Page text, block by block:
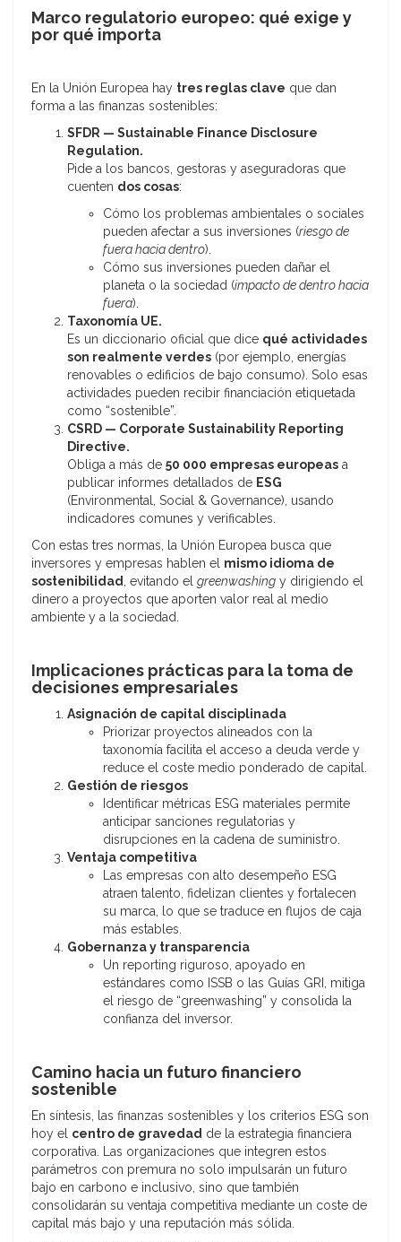
Marco regulatorio europeo: qué exige y
por qué importa
En la Unión Europea hay tres reglas clave que dan
forma a las finanzas sostenibles:
SFDR — Sustainable Finance Disclosure
Regulation.
Pide a los bancos, gestoras y aseguradoras que
cuenten dos cosas:
Cómo los problemas ambientales o sociales
pueden afectar a sus inversiones (riesgo de
fuera hacia dentro).
Cómo sus inversiones pueden dañar el
planeta o la sociedad (impacto de dentro hacia
fuera).
Taxonomía UE.
Es un diccionario oficial que dice qué actividades
son realmente verdes (por ejemplo, energías
renovables o edificios de bajo consumo). Solo esas
actividades pueden recibir financiación etiquetada
como “sostenible”.
CSRD — Corporate Sustainability Reporting
Directive.
Obliga a más de 50 000 empresas europeas a
publicar informes detallados de ESG
(Environmental, Social & Governance), usando
indicadores comunes y verificables.
Con estas tres normas, la Unión Europea busca que
inversores y empresas hablen el mismo idioma de
sostenibilidad
, evitando el greenwashing y dirigiendo el
dinero a proyectos que aporten valor real al medio
ambiente y a la sociedad.
Implicaciones prácticas para la toma de
decisiones empresariales
Asignación de capital disciplinada
Priorizar proyectos alineados con la
taxonomía facilita el acceso a deuda verde y
reduce el coste medio ponderado de capital.
Gestión de riesgos
Identificar métricas ESG materiales permite
anticipar sanciones regulatorias y
disrupciones en la cadena de suministro.
Ventaja competitiva
Las empresas con alto desempeño ESG
atraen talento, fidelizan clientes y fortalecen
su marca, lo que se traduce en flujos de caja
más estables.
Gobernanza y transparencia
Un reporting riguroso, apoyado en
estándares como ISSB o las Guías GRI, mitiga
el riesgo de “greenwashing” y consolida la
confianza del inversor.
Camino hacia un futuro financiero
sostenible
En síntesis, las finanzas sostenibles y los criterios ESG son
hoy el centro de gravedad de la estrategia financiera
corporativa. Las organizaciones que integren estos
parámetros con premura no solo impulsarán un futuro
bajo en carbono e inclusivo, sino que también
consolidarán su ventaja competitiva mediante un coste de
capital más bajo y una reputación más sólida.